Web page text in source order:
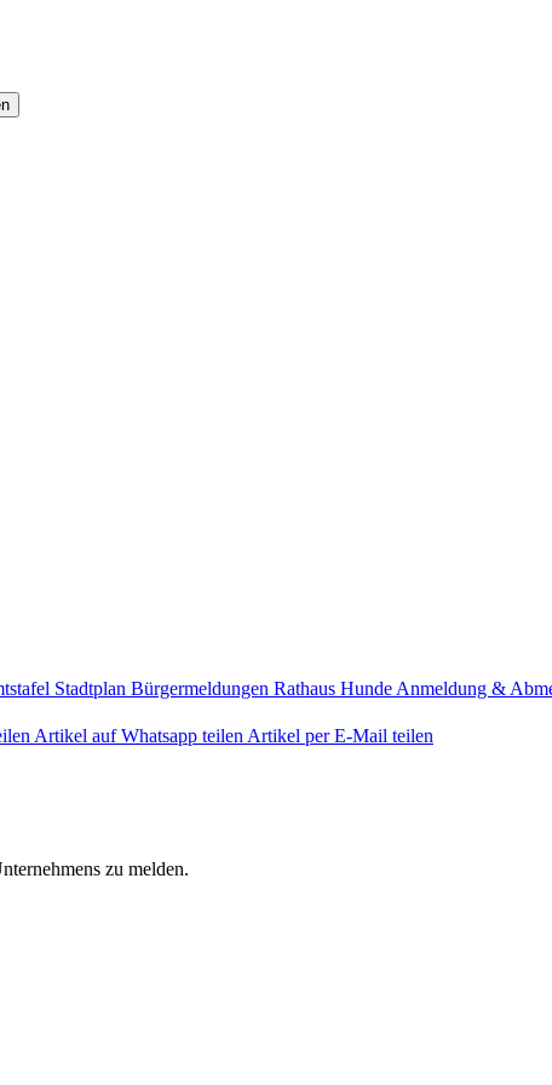
Stadtplan Bürgermeldungen Rathaus Hunde Anmeldung &
Artikel auf Whatsapp teilen Artikel per E-Mail teilen
zu melden.